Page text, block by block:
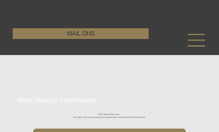
MAIL ONS
Micro Terrazzo Betonvloer:
Een slanke, stijlvolle oplossing met een perfecte balans tussen esthetiek en functionaliteit